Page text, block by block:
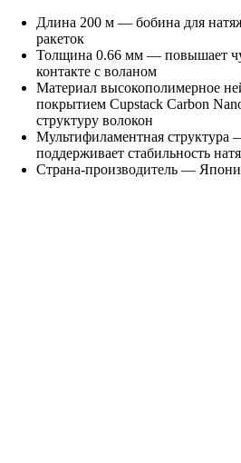
Длина 200 м — бобина для
ракеток
Толщина 0.66 мм — повышает
контакте с воланом
Материал высокополимерное
покрытием Cupstack Carbon
структуру волокон
Мультифиламентная структура
поддерживает стабильность
Страна-производитель —